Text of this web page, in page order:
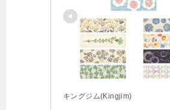
キングジム(Kingjim)